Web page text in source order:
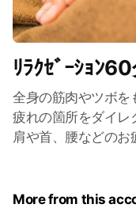
ﾘﾗｸｾﾞｰｼｮﾝ
全身の筋肉やツボを
疲れの箇所をダイレ
肩や首、腰などのお
More from this